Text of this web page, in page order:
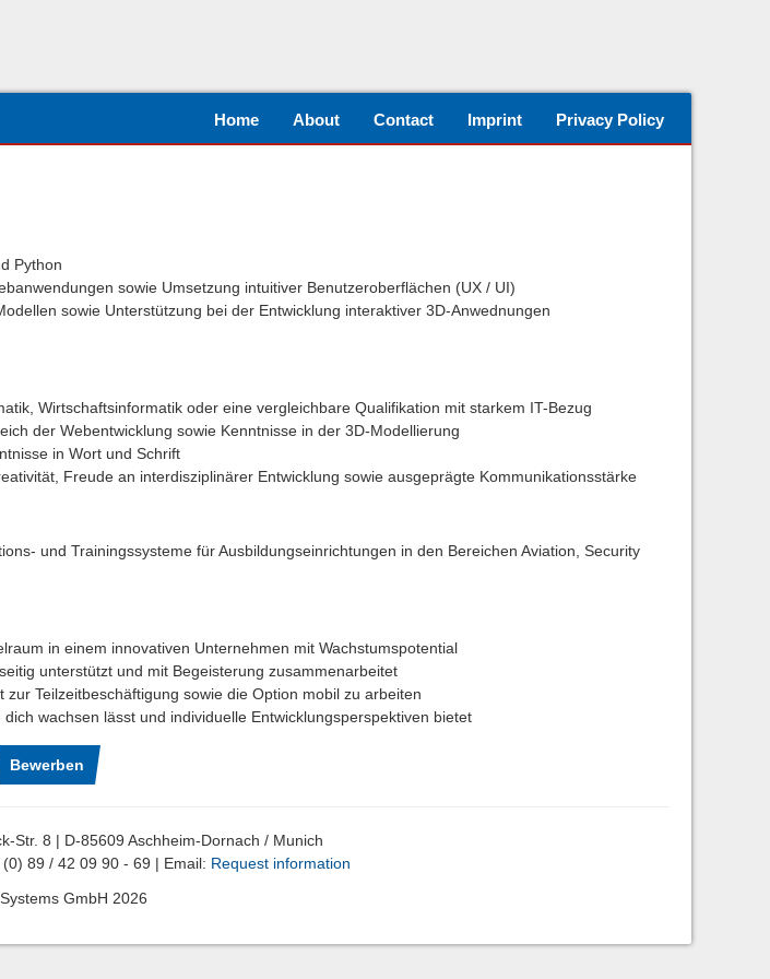
Python
sowie Umsetzung intuitiver Benutzeroberflächen (UX / UI)
sowie Unterstützung bei der Entwicklung interaktiver 3D-Anwednungen
Wirtschaftsinformatik oder eine vergleichbare Qualifikation mit starkem IT-Bezug
der Webentwicklung sowie Kenntnisse in der 3D-Modellierung
in Wort und Schrift
Freude an interdisziplinärer Entwicklung sowie ausgeprägte Kommunikationsstärke
und Trainingssysteme für Ausbildungseinrichtungen in den Bereichen Aviation, Security
in einem innovativen Unternehmen mit Wachstumspotential
unterstützt und mit Begeisterung zusammenarbeitet
zur Teilzeitbeschäftigung sowie die Option mobil zu arbeiten
wachsen lässt und individuelle Entwicklungsperspektiven bietet
Bewerben
Home About Contact Imprint Privacy Policy
Str. 8 | D-85609 Aschheim-Dornach / Munich
89 / 42 09 90 - 69 | Email: Request information
GmbH 2026